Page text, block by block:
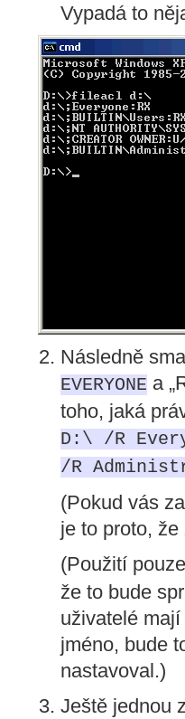
Vypadá to
Následně
EVERYONE a
toho, jaká
D:\ /R
/R
(Pokud vás
je to proto, že
(Použití
že to bude
uživatelé
jméno, bude
nastavoval.)
Ještě jednou